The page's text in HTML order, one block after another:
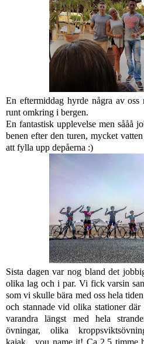
En eftermiddag hyrde några av
runt omkring i bergen.
En fantastisk upplevelse men sååå
benen efter den turen, mycket
att fylla upp depåerna :)
Sista dagen var nog bland det
olika lag och i par. Vi fick varsin
som vi skulle bära med oss hela
och stannade vid olika stationer
varandra längst med hela
övningar, olika
kajak....you name it! Ca 2,5